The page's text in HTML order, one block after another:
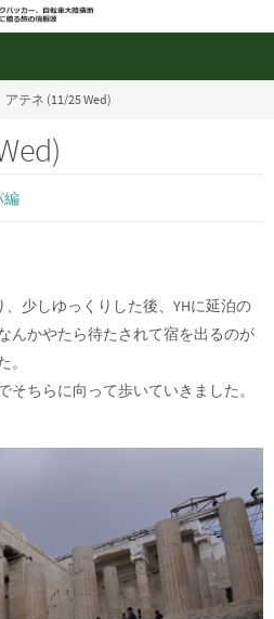
アテネ (11/25 Wed)
編
少しゆっくりした後、YHに延泊の
んかやたら待たされて宿を出るのが
ちらに向って歩いていきました。